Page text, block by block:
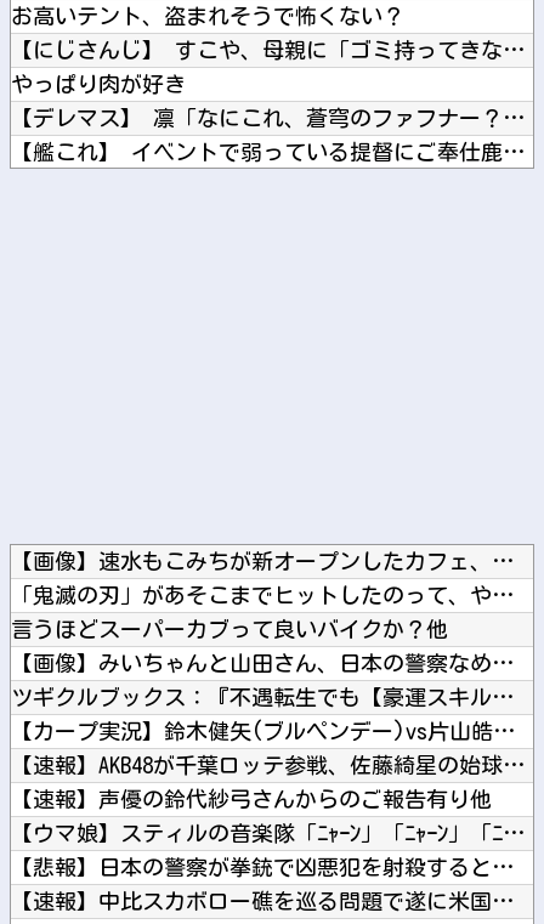
お高いテント、盗まれそうで怖くない？
【にじさんじ】 すこや、母親に「ゴミ持ってきなさいよ！」→ ...
やっぱり肉が好き
【デレマス】 凛「なにこれ、蒼穹のファフナー？」モバP「資料...
【艦これ】 イベントで弱っている提督にご奉仕鹿島描いたでち
【画像】速水もこみちが新オープンしたカフェ、サンドイッチ1つ...
「鬼滅の刃」があそこまでヒットしたのって、やっぱ『ノイズ』が...
言うほどスーパーカブって良いバイクか？他
【画像】みいちゃんと山田さん、日本の警察なめすぎで炎上ｗｗｗ...
ツギクルブックス：『不遇転生でも【豪運スキル】で大逆転!』 ...
【カープ実況】鈴木健矢(ブルペンデー)vs片山皓心【広島-D...
【速報】AKB48が千葉ロッテ参戦、佐藤綺星の始球式＆3曲披...
【速報】声優の鈴代紗弓さんからのご報告有り他
【ウマ娘】スティルの音楽隊「ﾆｬｰﾝ」「ﾆｬｰﾝ」「ﾆｬｰﾝ...
【悲報】日本の警察が拳銃で凶悪犯を射殺すると「本当に正しかっ...
【速報】中比スカボロー礁を巡る問題で遂に米国参戦、まさかのこ...